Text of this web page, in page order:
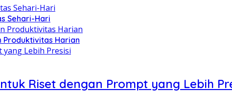
Sehari-Hari
Produktivitas Harian
Riset dengan Prompt yang Lebih